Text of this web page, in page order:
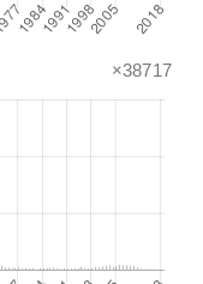
×38717